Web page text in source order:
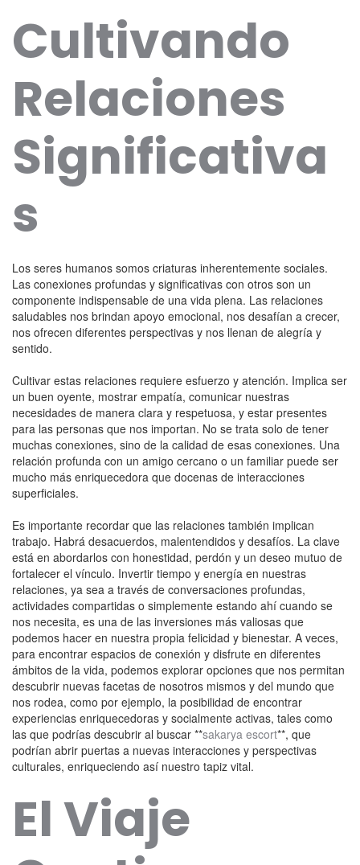
Cultivando
Relaciones
Significativa
s
Los seres humanos somos criaturas inherentemente sociales.
Las conexiones profundas y significativas con otros son un
componente indispensable de una vida plena. Las relaciones
saludables nos brindan apoyo emocional, nos desafían a crecer,
nos ofrecen diferentes perspectivas y nos llenan de alegría y
sentido.
Cultivar estas relaciones requiere esfuerzo y atención. Implica ser
un buen oyente, mostrar empatía, comunicar nuestras
necesidades de manera clara y respetuosa, y estar presentes
para las personas que nos importan. No se trata solo de tener
muchas conexiones, sino de la calidad de esas conexiones. Una
relación profunda con un amigo cercano o un familiar puede ser
mucho más enriquecedora que docenas de interacciones
superficiales.
Es importante recordar que las relaciones también implican
trabajo. Habrá desacuerdos, malentendidos y desafíos. La clave
está en abordarlos con honestidad, perdón y un deseo mutuo de
fortalecer el vínculo. Invertir tiempo y energía en nuestras
relaciones, ya sea a través de conversaciones profundas,
actividades compartidas o simplemente estando ahí cuando se
nos necesita, es una de las inversiones más valiosas que
podemos hacer en nuestra propia felicidad y bienestar. A veces,
para encontrar espacios de conexión y disfrute en diferentes
ámbitos de la vida, podemos explorar opciones que nos permitan
descubrir nuevas facetas de nosotros mismos y del mundo que
nos rodea, como por ejemplo, la posibilidad de encontrar
experiencias enriquecedoras y socialmente activas, tales como
las que podrías descubrir al buscar **sakarya escort**, que
podrían abrir puertas a nuevas interacciones y perspectivas
culturales, enriqueciendo así nuestro tapiz vital.
El Viaje